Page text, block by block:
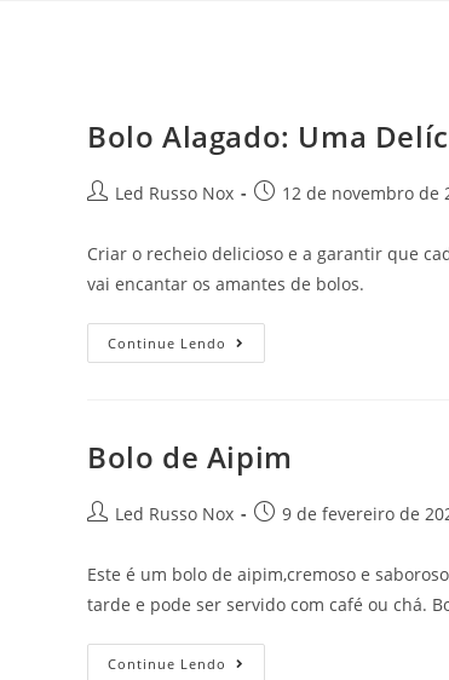
Bolo Alagado: Uma
Led Russo Nox 12 de novembro de
Criar o recheio delicioso e a garantir que
vai encantar os amantes de bolos.
Continue Lendo
Bolo de Aipim
Led Russo Nox 9 de fevereiro de
Este é um bolo de aipim,cremoso e
tarde e pode ser servido com café ou chá.
Continue Lendo